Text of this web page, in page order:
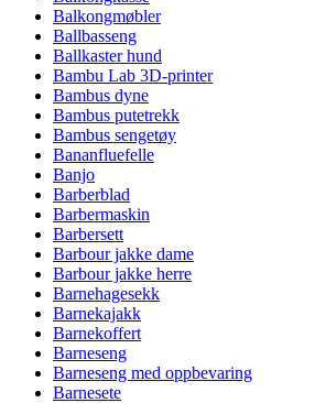
Balkongmøbler
Ballbasseng
Ballkaster hund
Bambu Lab 3D-printer
Bambus dyne
Bambus putetrekk
Bambus sengetøy
Bananfluefelle
Banjo
Barberblad
Barbermaskin
Barbersett
Barbour jakke dame
Barbour jakke herre
Barnehagesekk
Barnekajakk
Barnekoffert
Barneseng
Barneseng med oppbevaring
Barnesete